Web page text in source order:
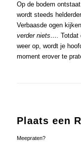
Op de bodem
wordt steeds
Verbaasde ogen
verder niets…. Totdat
weer op, wordt je
moment erover te
Plaats een
Meepraten?